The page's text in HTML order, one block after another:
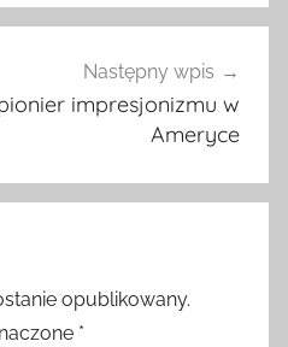
Następny wpis
pionier impresjonizmu w
Ameryce
opublikowany.
*